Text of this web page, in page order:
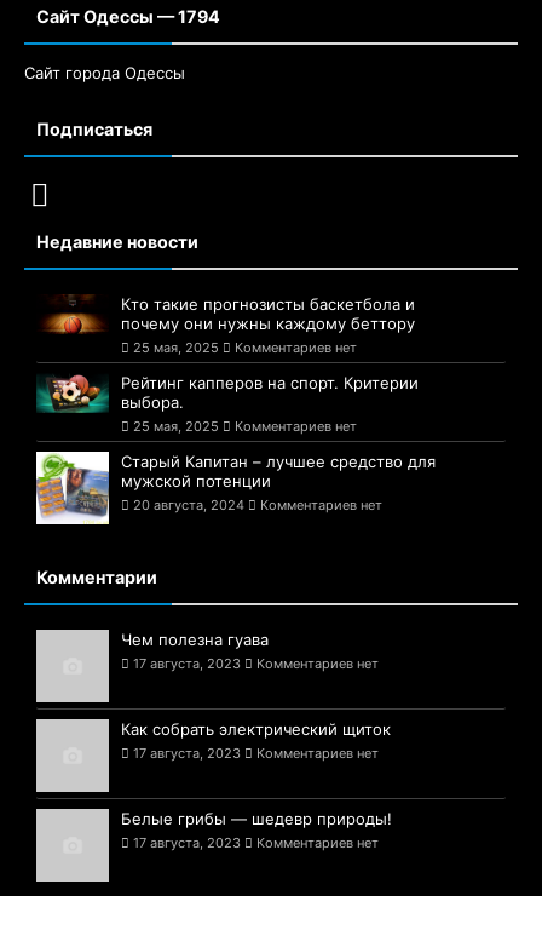
Сайт Одессы — 1794
Сайт города Одессы
Подписаться
Недавние новости
Кто такие прогнозисты баскетбола и
почему они нужны каждому беттору
25 мая, 2025 Комментариев нет
Рейтинг капперов на спорт. Критерии
выбора.
25 мая, 2025 Комментариев нет
Старый Капитан – лучшее средство для
мужской потенции
20 августа, 2024 Комментариев нет
Комментарии
Чем полезна гуава
17 августа, 2023 Комментариев нет
Как собрать электрический щиток
17 августа, 2023 Комментариев нет
Белые грибы — шедевр природы!
17 августа, 2023 Комментариев нет